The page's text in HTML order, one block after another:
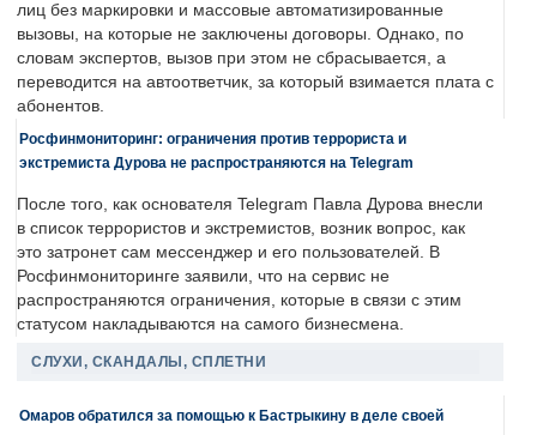
лиц без маркировки и массовые автоматизированные
вызовы, на которые не заключены договоры. Однако, по
словам экспертов, вызов при этом не сбрасывается, а
переводится на автоответчик, за который взимается плата с
абонентов.
Росфинмониторинг: ограничения против террориста и
экстремиста Дурова не распространяются на Telegram
После того, как основателя Telegram Павла Дурова внесли
в список террористов и экстремистов, возник вопрос, как
это затронет сам мессенджер и его пользователей. В
Росфинмониторинге заявили, что на сервис не
распространяются ограничения, которые в связи с этим
статусом накладываются на самого бизнесмена.
СЛУХИ, СКАНДАЛЫ, СПЛЕТНИ
Омаров обратился за помощью к Бастрыкину в деле своей